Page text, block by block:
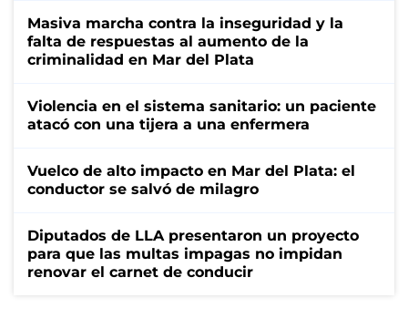
Masiva marcha contra la inseguridad y la
falta de respuestas al aumento de la
criminalidad en Mar del Plata
Violencia en el sistema sanitario: un paciente
atacó con una tijera a una enfermera
Vuelco de alto impacto en Mar del Plata: el
conductor se salvó de milagro
Diputados de LLA presentaron un proyecto
para que las multas impagas no impidan
renovar el carnet de conducir